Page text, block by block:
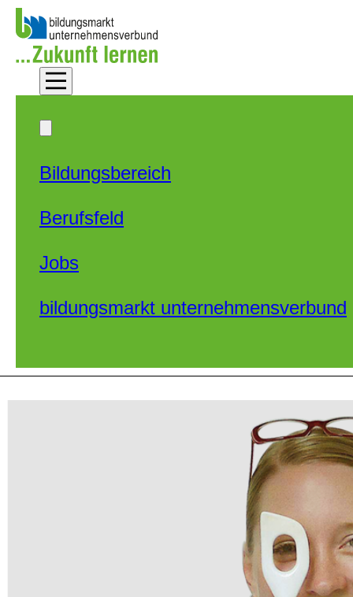
Zum Hauptinhalt springen
Bildungsbereich
Berufsfeld
Jobs
bildungsmarkt unternehmensverbund